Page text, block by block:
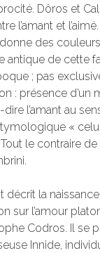
Dôros et
l’amant et
des
antique de cette
; pas
: présence d’un
dire l’amant au
«
Tout le contraire
décrit la
sur l’amour
Codros. Il se
Innide,